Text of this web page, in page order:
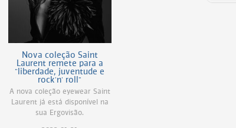
Nova coleção Saint
Laurent remete para a
"liberdade, juventude e
rock'n' roll"
A nova coleção eyewear Saint
Laurent já está disponível na
sua Ergovisão.